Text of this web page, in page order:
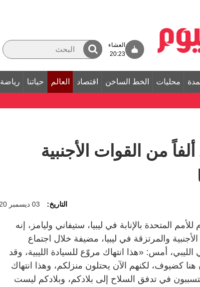
العشاء
20:23
محليات الخط الساخن اقتصاد العالم حياتنا رياضة
الأمم المتحدة: 20 ألفاً من القوات الأجنبية
التاريخ: 03 ديسمبر 2020
المتحدة بالإنابة في ليبيا، ستيفاني وليامز، إنه
من القوات الأجنبية والمرتزقة في ليبيا، مضيفة خلال اجتماع
أمس: «هذا انتهاك مروّع للسيادة الليبية، وقد
كضيوف، لكنهم الآن يحتلون منزلكم، وهذا انتهاك
في تدفق السلاح إلى بلادكم، وبلادكم ليست